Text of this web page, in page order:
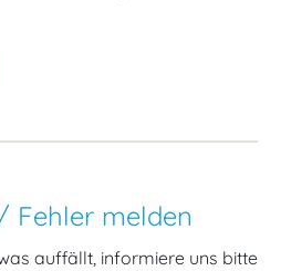
Fehler melden
auffällt, informiere uns bitte